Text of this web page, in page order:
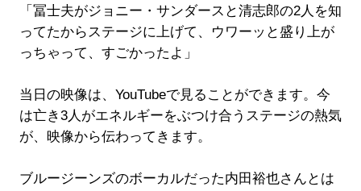
「冨士夫がジョニー・サンダースと清志郎の2人を知
ってたからステージに上げて、ウワーッと盛り上が
っちゃって、すごかったよ」
当日の映像は、YouTubeで見ることができます。今
は亡き3人がエネルギーをぶつけ合うステージの熱気
が、映像から伝わってきます。
ブルージーンズのボーカルだった内田裕也さんとは